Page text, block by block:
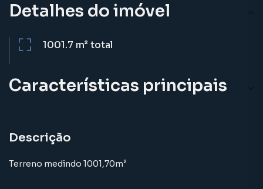
Detalhes do imóvel
1001.7 m²total
Características principais
Descrição
Terreno medindo 1001,70m²